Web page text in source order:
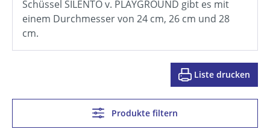
Schüssel SILENTO v. PLAYGROUND gibt es mit
einem Durchmesser von 24 cm, 26 cm und 28
cm.
Liste drucken
Produkte filtern